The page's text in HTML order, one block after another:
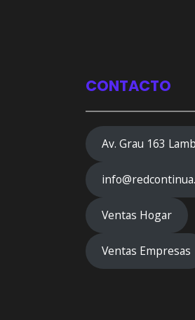
CONTACTO
Av. Grau 163
Ventas Hogar
Ventas Empresas